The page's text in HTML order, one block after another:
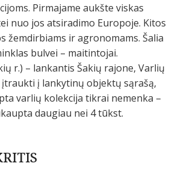
Pirmajame aukšte viskas
nuo jos atsiradimo Europoje. Kitos
žemdirbiams ir agronomams. Šalia
bulvei – maitintojai.
r.) – lankantis Šakių rajone, Varlių
į lankytinų objektų sąrašą,
varlių kolekcija tikrai nemenka –
daugiau nei 4 tūkst.